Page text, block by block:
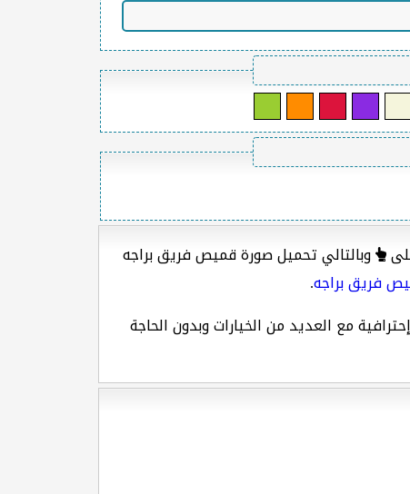
وبالتالي تحميل صورة قميص فريق براجه
فريق براجه.
مع العديد من الخيارات وبدون الحاجة